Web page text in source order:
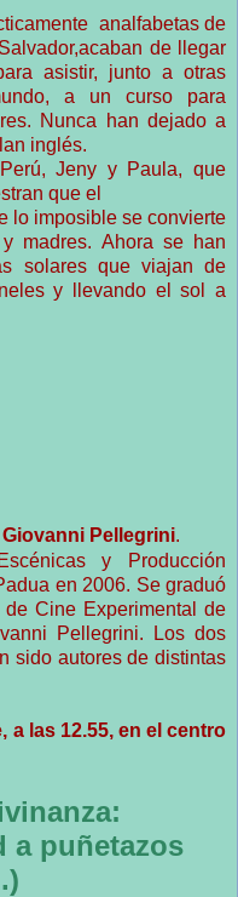
analfabetas de
de llegar
asistir, junto a otras
a un curso para
Nunca han dejado a
inglés.
Jeny y Paula, que
que el
lo imposible se convierte
madres. Ahora se han
solares que viajan de
y llevando el sol a
Pellegrini.
y Producción
en 2006. Se graduó
Cine Experimental de
Pellegrini. Los dos
sido autores de distintas
a las 12.55, en el centro
a puñetazos